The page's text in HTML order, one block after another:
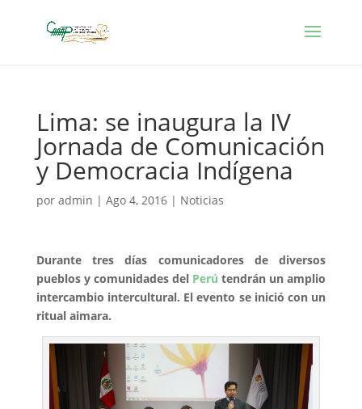
Lima: se inaugura la IV
Jornada de Comunicación
y Democracia Indígena
por admin | Ago 4, 2016| Noticias
Durante tres días comunicadores de diversos
pueblos y comunidades del Perú tendrán un amplio
intercambio intercultural. El evento se inició con un
ritual aimara.